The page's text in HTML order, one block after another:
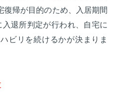
復帰が目的のため、入居期間
退所判定が行われ、自宅に
ビリを続けるかが決まりま